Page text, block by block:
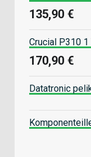
135,90 €
Crucial P310
170,90 €
Datatronic